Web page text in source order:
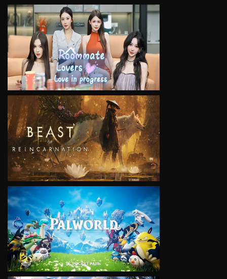
VIEW
VIEW
VIEW